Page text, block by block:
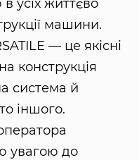
усіх життєво
машини.
— це якісні
конструкція
система й
іншого.
увагою до